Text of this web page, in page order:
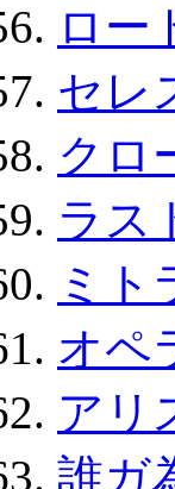
ロー
セレ
クロ
ラス
ミト
オペ
アリ
誰ガ